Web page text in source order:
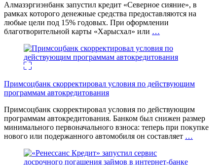
Алмазэргиэнбанк запустил кредит «Северное сияние», в
рамках которого денежные средства предоставляются на
любые цели под 15% годовых. При оформлении
благотворительной карты «Харысхал» или …
Примсоцбанк скорректировал условия по действующим
программам автокредитования
Примсоцбанк скорректировал условия по действующим
программам автокредитования. Банком был снижен размер
минимального первоначального взноса: теперь при покупке
нового или подержанного автомобиля он составляет …